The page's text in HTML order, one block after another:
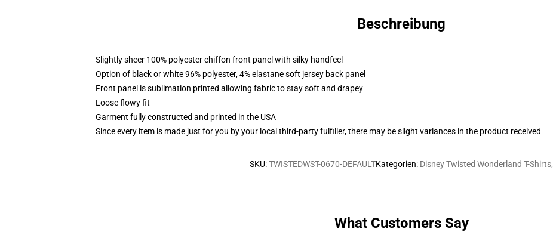
Beschreibung
Slightly sheer 100% polyester chiffon front panel with silky handfeel
Option of black or white 96% polyester, 4% elastane soft jersey back panel
Front panel is sublimation printed allowing fabric to stay soft and drapey
Loose flowy fit
Garment fully constructed and printed in the USA
Since every item is made just for you by your local third-party fulfiller, there may be slight variances in the product received
SKU:TWISTEDWST-0670-DEFAULTKategorien: Disney Twisted Wonderland T-Shirts,
What Customers Say